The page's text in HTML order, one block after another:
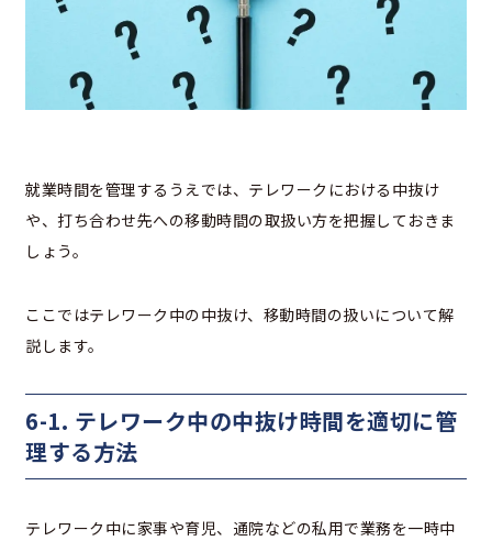
就業時間を管理するうえでは、テレワークにおける中抜け
や、打ち合わせ先への移動時間の取扱い方を把握しておきま
しょう。
ここではテレワーク中の中抜け、移動時間の扱いについて解
説します。
6-1. テレワーク中の中抜け時間を適切に管
理する方法
テレワーク中に家事や育児、通院などの私用で業務を一時中